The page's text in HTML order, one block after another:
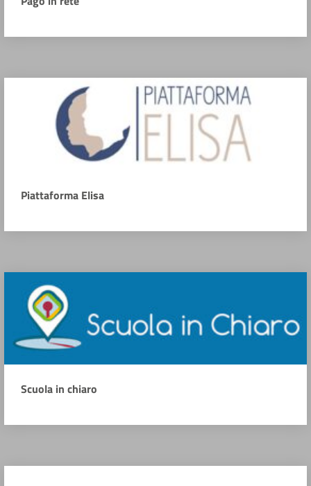
Piattaforma Elisa
Scuola in chiaro